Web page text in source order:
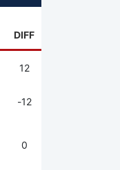
DIFF
12
-12
0